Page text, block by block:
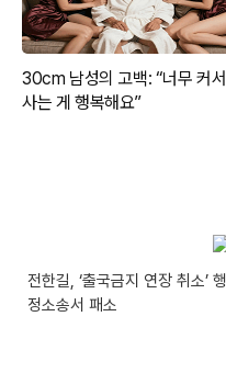
전한길, ‘출국금지 연장 취소’ 행
정소송서 패소